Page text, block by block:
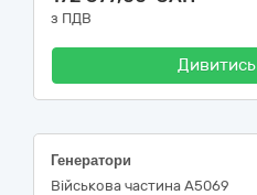
з ПДВ
Дивитись
Генератори
Військова частина А5069